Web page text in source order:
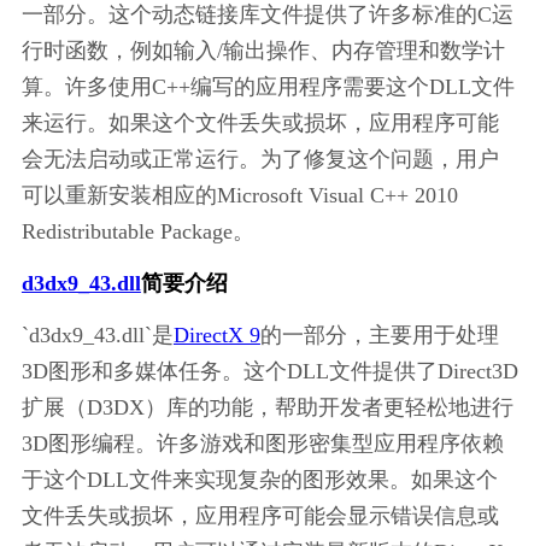
一部分。这个动态链接库文件提供了许多标准的C运
行时函数，例如输入/输出操作、内存管理和数学计
算。许多使用C++编写的应用程序需要这个DLL文件
来运行。如果这个文件丢失或损坏，应用程序可能
会无法启动或正常运行。为了修复这个问题，用户
可以重新安装相应的Microsoft Visual C++ 2010
Redistributable Package。
d3dx9_43.dll简要介绍
`d3dx9_43.dll`是DirectX 9的一部分，主要用于处理
3D图形和多媒体任务。这个DLL文件提供了Direct3D
扩展（D3DX）库的功能，帮助开发者更轻松地进行
3D图形编程。许多游戏和图形密集型应用程序依赖
于这个DLL文件来实现复杂的图形效果。如果这个
文件丢失或损坏，应用程序可能会显示错误信息或